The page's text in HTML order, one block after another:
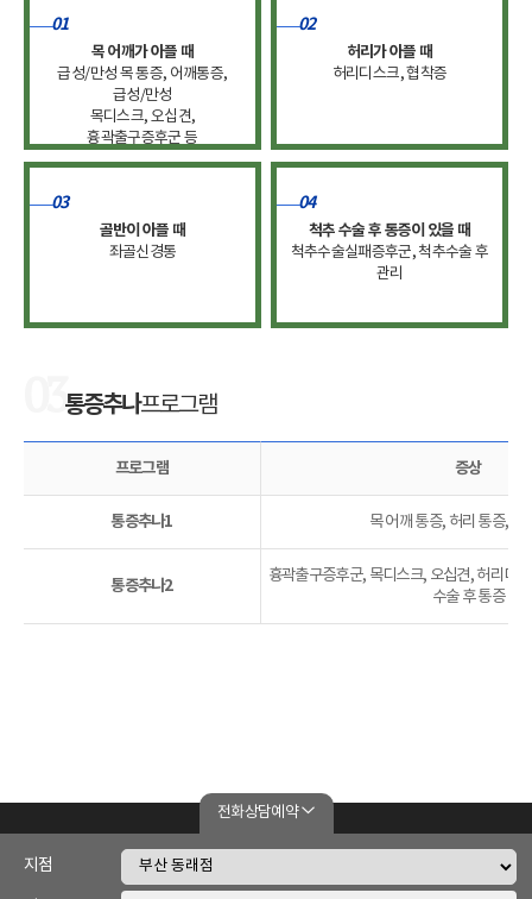
01
목 어깨가 아플 때
급성/만성 목 통증, 어깨통증,
급성/만성
목디스크, 오십견,
흉곽출구증후군 등
02
허리가 아플 때
허리디스크, 협착증
03
골반이 아플 때
좌골신경통
04
척추 수술 후 통증이 있을 때
척추수술실패증후군, 척추수술 후
관리
통증추나프로그램
프로그램 증상
통증추나1 목 어깨 통증, 허리 통증, 골
통증추나2
흉곽출구증후군, 목디스크, 오십견, 허리디
수술 후 통증
개인정보 취급방침 |
전화상담예약
지점